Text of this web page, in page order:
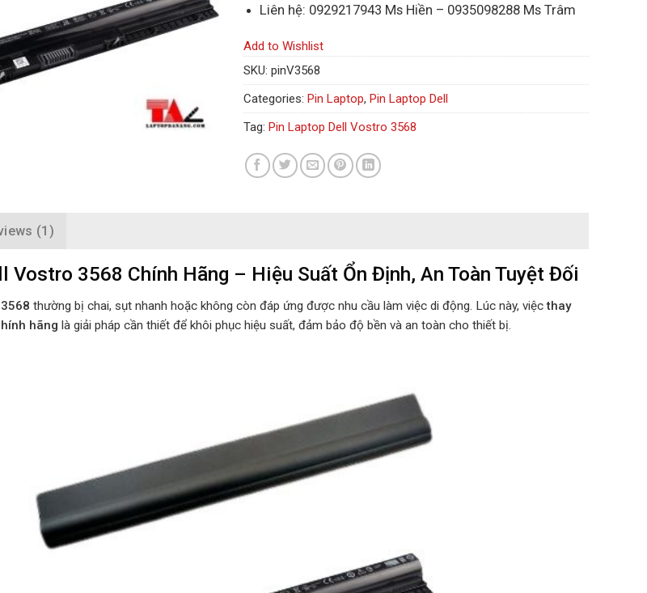
Liên hệ: 0929217943 Ms Hiền – 0935098288 Ms Trâm
Add to Wishlist
SKU: pinV3568
Categories: Pin Laptop, Pin Laptop Dell
Tag: Pin Laptop Dell Vostro 3568
(1)
Vostro 3568 Chính Hãng – Hiệu Suất Ổn Định, An Toàn Tuyệt Đối
thường bị chai, sụt nhanh hoặc không còn đáp ứng được nhu cầu làm việc di động. Lúc này, việcthay
hãng là giải pháp cần thiết để khôi phục hiệu suất, đảm bảo độ bền và an toàn cho thiết bị.